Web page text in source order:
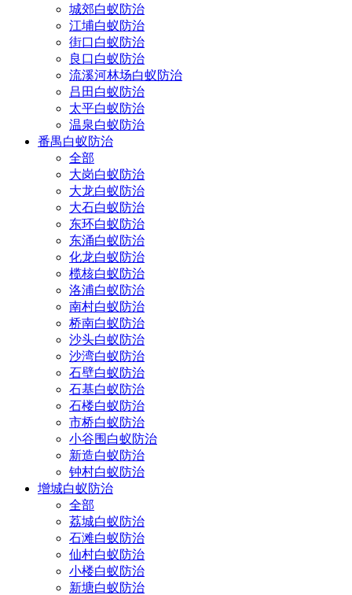
城郊白蚁防治
江埔白蚁防治
街口白蚁防治
良口白蚁防治
流溪河林场白蚁防治
吕田白蚁防治
太平白蚁防治
温泉白蚁防治
番禺白蚁防治
全部
大岗白蚁防治
大龙白蚁防治
大石白蚁防治
东环白蚁防治
东涌白蚁防治
化龙白蚁防治
榄核白蚁防治
洛浦白蚁防治
南村白蚁防治
桥南白蚁防治
沙头白蚁防治
沙湾白蚁防治
石壁白蚁防治
石基白蚁防治
石楼白蚁防治
市桥白蚁防治
小谷围白蚁防治
新造白蚁防治
钟村白蚁防治
增城白蚁防治
全部
荔城白蚁防治
石滩白蚁防治
仙村白蚁防治
小楼白蚁防治
新塘白蚁防治